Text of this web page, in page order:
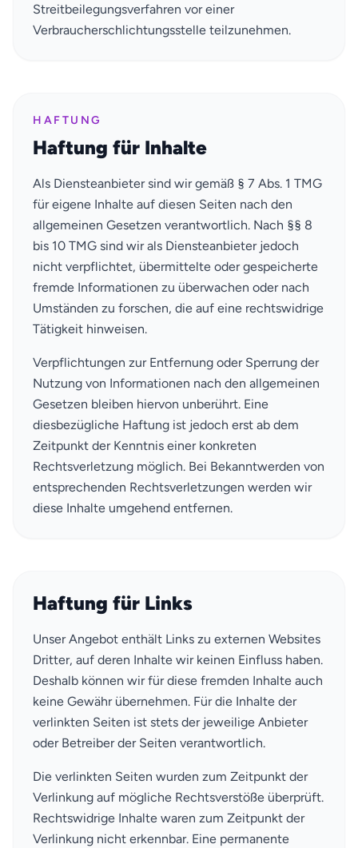
Streitbeilegungsverfahren vor einer
Verbraucherschlichtungsstelle teilzunehmen.
HAFTUNG
Haftung für Inhalte
Als Diensteanbieter sind wir gemäß § 7 Abs. 1 TMG
für eigene Inhalte auf diesen Seiten nach den
allgemeinen Gesetzen verantwortlich. Nach §§ 8
bis 10 TMG sind wir als Diensteanbieter jedoch
nicht verpflichtet, übermittelte oder gespeicherte
fremde Informationen zu überwachen oder nach
Umständen zu forschen, die auf eine rechtswidrige
Tätigkeit hinweisen.
Verpflichtungen zur Entfernung oder Sperrung der
Nutzung von Informationen nach den allgemeinen
Gesetzen bleiben hiervon unberührt. Eine
diesbezügliche Haftung ist jedoch erst ab dem
Zeitpunkt der Kenntnis einer konkreten
Rechtsverletzung möglich. Bei Bekanntwerden von
entsprechenden Rechtsverletzungen werden wir
diese Inhalte umgehend entfernen.
Haftung für Links
Unser Angebot enthält Links zu externen Websites
Dritter, auf deren Inhalte wir keinen Einfluss haben.
Deshalb können wir für diese fremden Inhalte auch
keine Gewähr übernehmen. Für die Inhalte der
verlinkten Seiten ist stets der jeweilige Anbieter
oder Betreiber der Seiten verantwortlich.
Die verlinkten Seiten wurden zum Zeitpunkt der
Verlinkung auf mögliche Rechtsverstöße überprüft.
Rechtswidrige Inhalte waren zum Zeitpunkt der
Verlinkung nicht erkennbar. Eine permanente